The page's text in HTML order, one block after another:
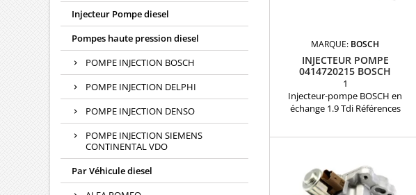
Injecteur Pompe diesel
Pompes haute pression diesel
POMPE INJECTION BOSCH
POMPE INJECTION DELPHI
POMPE INJECTION DENSO
POMPE INJECTION SIEMENS
CONTINENTAL VDO
Par Véhicule diesel
MARQUE: BOSCH
INJECTEUR POMPE
0414720215 BOSCH
038130073AG
1
Injecteur-pompe BOSCH en
échange 1.9 Tdi Références
986 441 559 , 0414720265 , 0 414
720 265 , 0414720115 ,